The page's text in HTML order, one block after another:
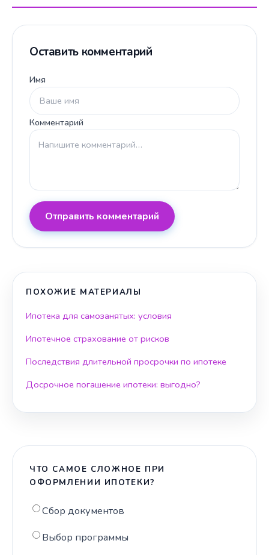
Оставить комментарий
Имя
Комментарий
Отправить комментарий
ПОХОЖИЕ МАТЕРИАЛЫ
Ипотека для самозанятых: условия
Ипотечное страхование от рисков
Последствия длительной просрочки по ипотеке
Досрочное погашение ипотеки: выгодно?
ЧТО САМОЕ СЛОЖНОЕ ПРИ
ОФОРМЛЕНИИ ИПОТЕКИ?
Сбор документов
Выбор программы